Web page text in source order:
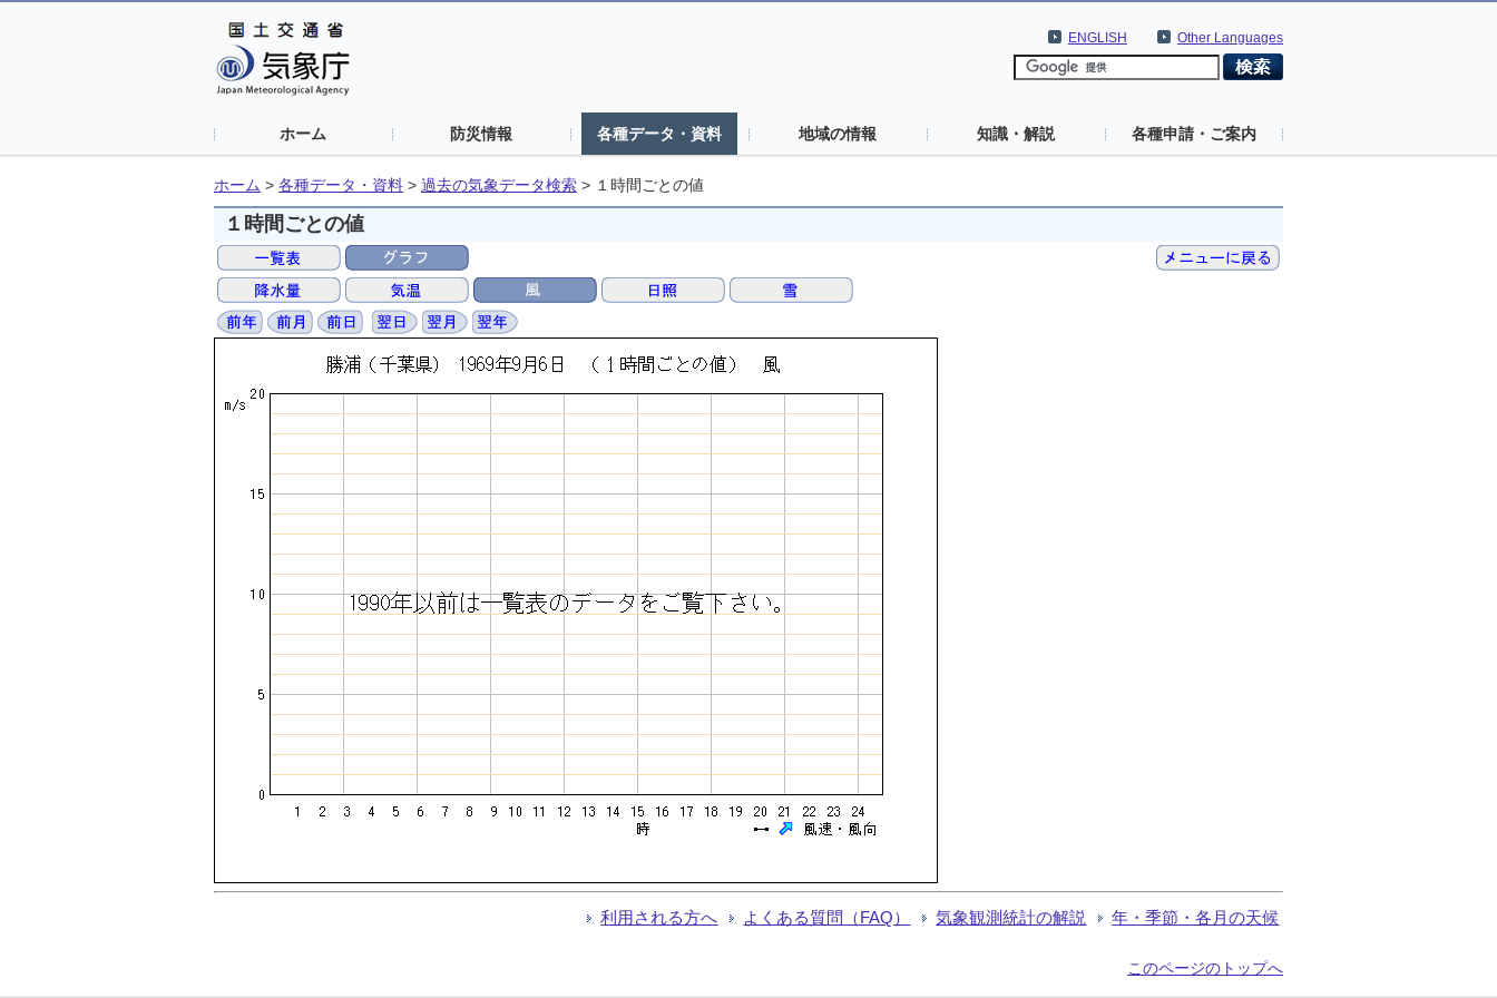
Other Languages
ENGLISH
ホーム 防災情報 各種データ・資料 地域の情報 知識・解説 各種申請・ご案内
ホーム > 各種データ・資料 > 過去の気象データ検索 > １時間ごとの値
１時間ごとの値
利用される方へ よくある質問（FAQ） 気象観測統計の解説 年・季節・各月の天候
このページのトップへ